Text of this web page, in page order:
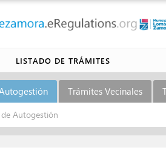
LISTADO DE TRÁMITES
Trámites Vecinales
Autogestión